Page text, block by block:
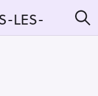
LES-
e